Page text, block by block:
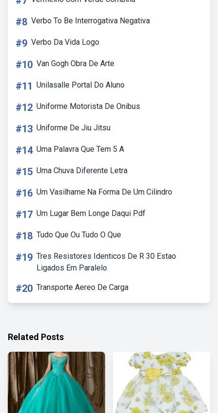
#8 Verbo To Be Interrogativa Negativa
#9 Verbo Da Vida Logo
#10 Van Gogh Obra De Arte
#11 Unilasalle Portal Do Aluno
#12 Uniforme Motorista De Onibus
#13 Uniforme De Jiu Jitsu
#14 Uma Palavra Que Tem 5 A
#15 Uma Chuva Diferente Letra
#16 Um Vasilhame Na Forma De Um Cilindro
#17 Um Lugar Bem Longe Daqui Pdf
#18 Tudo Que Ou Tudo O Que
#19 Tres Resistores Identicos De R 30 Estao
Ligados Em Paralelo
#20 Transporte Aereo De Carga
Related Posts